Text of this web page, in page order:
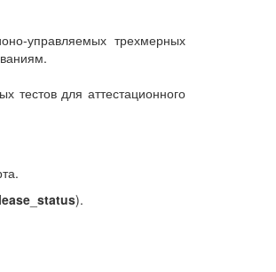
управляемых трехмерных
тестов для аттестационного
status).